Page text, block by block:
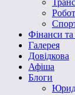
Фінанси та
Галерея
Довідкова
Афіша
Блоги